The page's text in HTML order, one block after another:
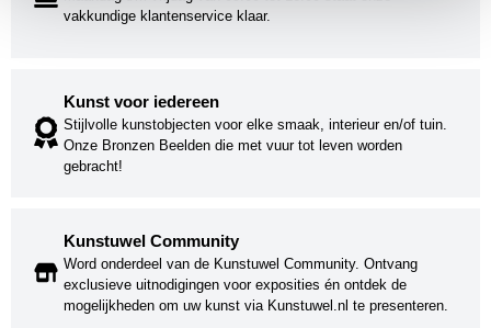
vakkundige klantenservice klaar.
Kunst voor iedereen
Stijlvolle kunstobjecten voor elke smaak, interieur en/of tuin.
Onze Bronzen Beelden die met vuur tot leven worden
gebracht!
Kunstuwel Community
Word onderdeel van de Kunstuwel Community. Ontvang
exclusieve uitnodigingen voor exposities én ontdek de
mogelijkheden om uw kunst via Kunstuwel.nl te presenteren.